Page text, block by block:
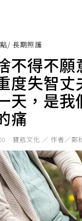
/ 長期照護
不得不願
度失智丈
天，是我
痛
寶瓶文化 ／ 作者／鄭